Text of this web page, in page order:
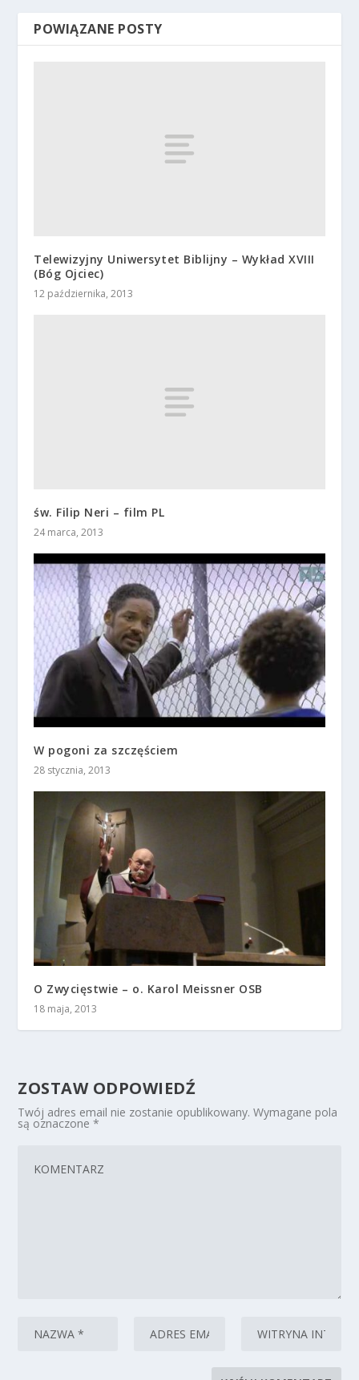
POWIĄZANE POSTY
Telewizyjny Uniwersytet Biblijny – Wykład XVIII
(Bóg Ojciec)
12 października, 2013
św. Filip Neri – film PL
24 marca, 2013
W pogoni za szczęściem
28 stycznia, 2013
O Zwycięstwie – o. Karol Meissner OSB
18 maja, 2013
ZOSTAW ODPOWIEDŹ
Twój adres email nie zostanie opublikowany. Wymagane pola
są oznaczone*